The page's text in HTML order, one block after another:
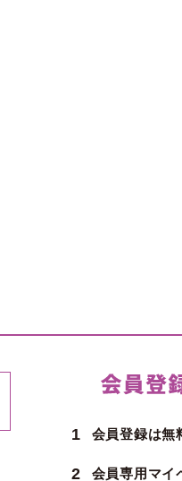
1 会員登録は無
2 会員専用マイ